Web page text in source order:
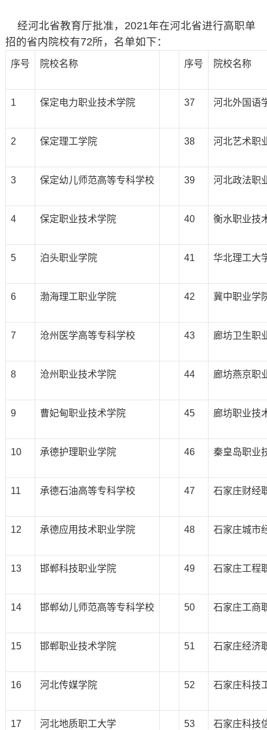
经河北省教育厅批准，2021年在河北省进行高职单
招的省内院校有72所，名单如下：
序号 院校名称 序号 院校名称
1 保定电力职业技术学院 37 河北外国语
2 保定理工学院 38 河北艺术职
3 保定幼儿师范高等专科学校 39 河北政法职
4 保定职业技术学院 40 衡水职业技
5 泊头职业学院 41 华北理工大
6 渤海理工职业学院 42 冀中职业学
7 沧州医学高等专科学校 43 廊坊卫生职
8 沧州职业技术学院 44 廊坊燕京职
9 曹妃甸职业技术学院 45 廊坊职业技
10 承德护理职业学院 46 秦皇岛职业
11 承德石油高等专科学校 47 石家庄财经
12 承德应用技术职业学院 48 石家庄城市
13 邯郸科技职业学院 49 石家庄工程
14 邯郸幼儿师范高等专科学校 50 石家庄工商
15 邯郸职业技术学院 51 石家庄经济
16 河北传媒学院 52 石家庄科技
17 河北地质职工大学 53 石家庄科技